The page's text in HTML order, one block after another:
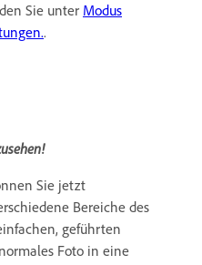
Sie unter Modus
.
Sie jetzt
Bereiche des
geführten
Foto in eine